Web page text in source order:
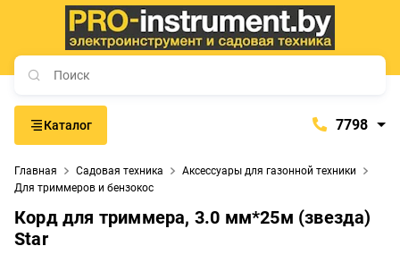
Каталог 7798
+375 (29) 765-57-74
Главная Садовая техника
Аксессуары для газонной техники
Для триммеров и бензокос
Корд для триммера, 3.0 мм*25м (звезда)
Star